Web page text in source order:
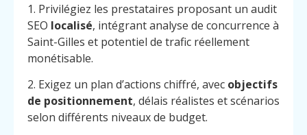
1. Privilégiez les prestataires proposant un audit
SEO localisé, intégrant analyse de concurrence à
Saint-Gilles et potentiel de trafic réellement
monétisable.
2. Exigez un plan d’actions chiffré, avec objectifs
de positionnement, délais réalistes et scénarios
selon différents niveaux de budget.